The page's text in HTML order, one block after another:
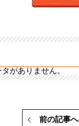
がありません。
前の記事へ